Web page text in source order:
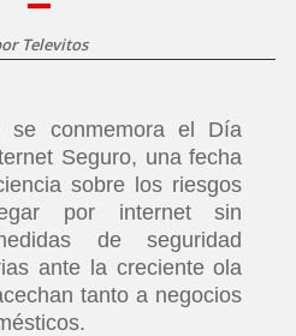
Televitos
se conmemora el Día
Seguro, una fecha
sobre los riesgos
por internet sin
de seguridad
ante la creciente ola
tanto a negocios